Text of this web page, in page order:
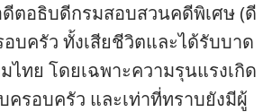
ตอธิบดีกรมสอบสวนคดีพิเศษ (ดี
บครัว ทั้งเสียชีวิตและได้รับบาด
ไทย โดยเฉพาะความรุนแรงเกิด
รอบครัว และเท่าที่ทราบยังมีผู้